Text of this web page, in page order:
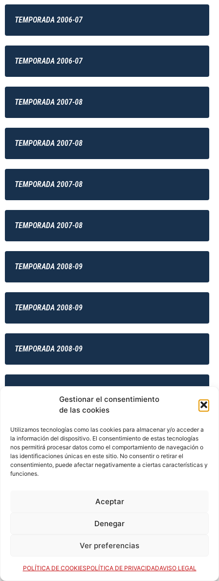
Gestionar el consentimiento
de las cookies
Utilizamos tecnologías como las cookies para almacenar y/o acceder a
la información del dispositivo. El consentimiento de estas tecnologías
nos permitirá procesar datos como el comportamiento de navegación o
las identificaciones únicas en este sitio. No consentir o retirar el
consentimiento, puede afectar negativamente a ciertas características y
funciones.
Aceptar
Denegar
Ver preferencias
POLÍTICA DE COOKIESPOLÍTICA DE PRIVACIDADAVISO LEGAL
TEMPORADA 2006-07
TEMPORADA 2006-07
TEMPORADA 2007-08
TEMPORADA 2007-08
TEMPORADA 2007-08
TEMPORADA 2007-08
TEMPORADA 2008-09
TEMPORADA 2008-09
TEMPORADA 2008-09
TEMPORADA 2009-10
TEMPORADA 2009-10